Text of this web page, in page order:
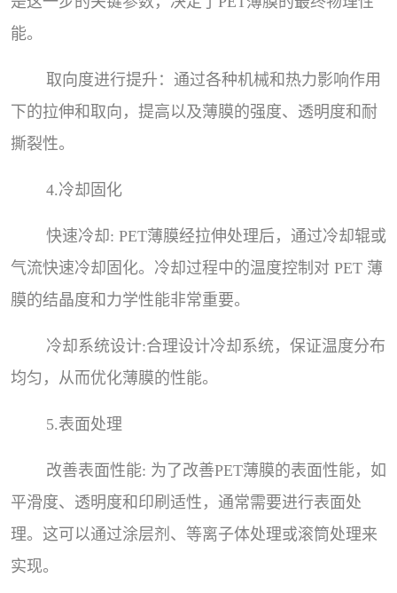
能。
取向度进行提升：通过各种机械和热力影响作用
下的拉伸和取向，提高以及薄膜的强度、透明度和耐
撕裂性。
4.冷却固化
快速冷却: PET薄膜经拉伸处理后，通过冷却辊或
气流快速冷却固化。冷却过程中的温度控制对 PET 薄
膜的结晶度和力学性能非常重要。
冷却系统设计:合理设计冷却系统，保证温度分布
均匀，从而优化薄膜的性能。
5.表面处理
改善表面性能: 为了改善PET薄膜的表面性能，如
平滑度、透明度和印刷适性，通常需要进行表面处
理。这可以通过涂层剂、等离子体处理或滚筒处理来
实现。